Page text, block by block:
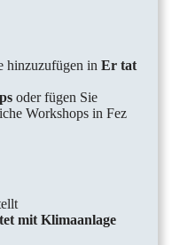
hinzuzufügen in Er tat
oder fügen Sie
Workshops in Fez
mit Klimaanlage